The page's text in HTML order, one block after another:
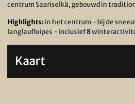
centrum Saariselkä, gebouwd in
Highlights:In het centrum - bij de
langlaufloipes - inclusief8
Kaart